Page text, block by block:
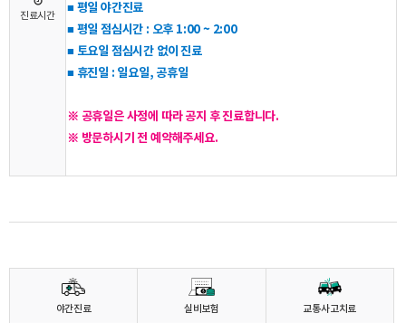
진료시간
■ 평일 야간진료
■ 평일 점심시간 : 오후 1:00 ~ 2:00
■ 토요일 점심시간 없이 진료
■ 휴진일 : 일요일, 공휴일
※ 공휴일은 사정에 따라 공지 후 진료합니다.
※ 방문하시기 전 예약해주세요.
야간진료 실비보험 교통사고치료